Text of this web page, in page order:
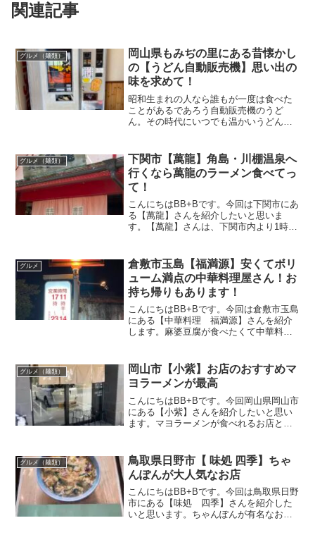
関連記事
グルメ（麺類）
岡山県もみぢの里にある昔懐かし
の【うどん自動販売機】思い出の
味を求めて！
昭和生まれの人なら誰もが一度は食べた
ことがあるであろう自動販売機のうど
ん。その時代にいつでも温かいうどんが
で小腹がすいたときによく食べていた記
憶が残っています。今では世...
グルメ（麺類）
下関市【萬龍】角島・川棚温泉へ
行くなら萬龍のラーメン食べてっ
て！
こんにちはBB+Bです。今回は下関市にあ
る【萬龍】さんを紹介したいと思いま
す。【萬龍】さんは、下関市内より1時間
寄ってほしいお店。僕がこよなく愛する
お店です(^_-)-...
グルメ
倉敷市玉島【福満源】安くてボリ
ューム満点の中華料理屋さん！お
持ち帰りもあります！
こんにちはBB+Bです。今回は倉敷市玉島
にある【中華料理 福満源】さんを紹介
します。麻婆豆腐が食べたくて中華料理
る時ありますよね？（笑）お店に入ると
中国の方がお出迎え。...
グルメ（麺類）
岡山市【小紫】お店のおすすめマ
ヨラーメンが最高
こんにちはBB+Bです。今回岡山県岡山市
にある【小紫】さんを紹介したいと思い
ます。マヨラーメンが食べれるお店と聞
んてワクワク！この記事では【小紫】さ
んの場所や営業時間・...
グルメ（麺類）
鳥取県日野市【 味処 四季】ちゃ
んぽんが大人気なお店
こんにちはBB+Bです。今回は鳥取県日野
市にある【味処 四季】さんを紹介した
いと思います。ちゃんぽんが有名なお店